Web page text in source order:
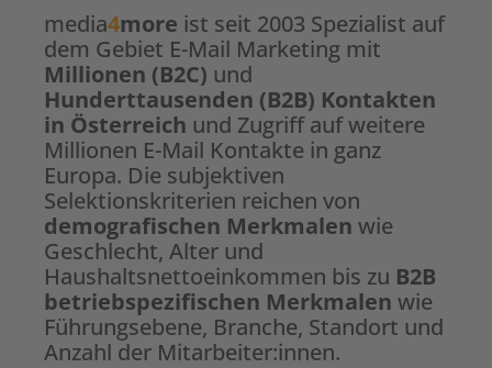
media4more ist seit 2003 Spezialist auf
dem Gebiet E-Mail Marketing mit
Millionen (B2C) und
Hunderttausenden (B2B) Kontakten
in Österreich und Zugriff auf weitere
Millionen E-Mail Kontakte in ganz
Europa. Die subjektiven
Selektionskriterien reichen von
demografischen Merkmalen wie
Geschlecht, Alter und
Haushaltsnettoeinkommen bis zu B2B
betriebspezifischen Merkmalen wie
Führungsebene, Branche, Standort und
Anzahl der Mitarbeiter:innen.